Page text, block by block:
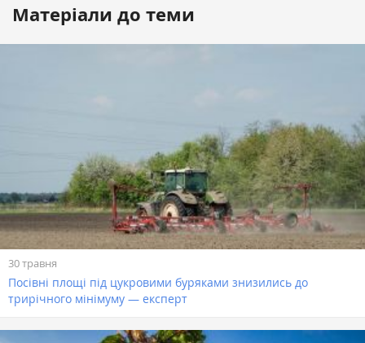
Матеріали до теми
30 травня
Посівні площі під цукровими буряками знизились до
трирічного мінімуму — експерт